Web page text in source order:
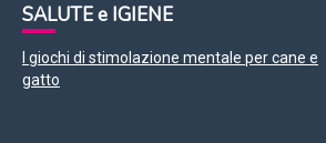
SALUTE e IGIENE
I giochi di stimolazione mentale per cane e
gatto